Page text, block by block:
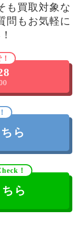
も買取対象な
問もお気軽に
ら
！
ら